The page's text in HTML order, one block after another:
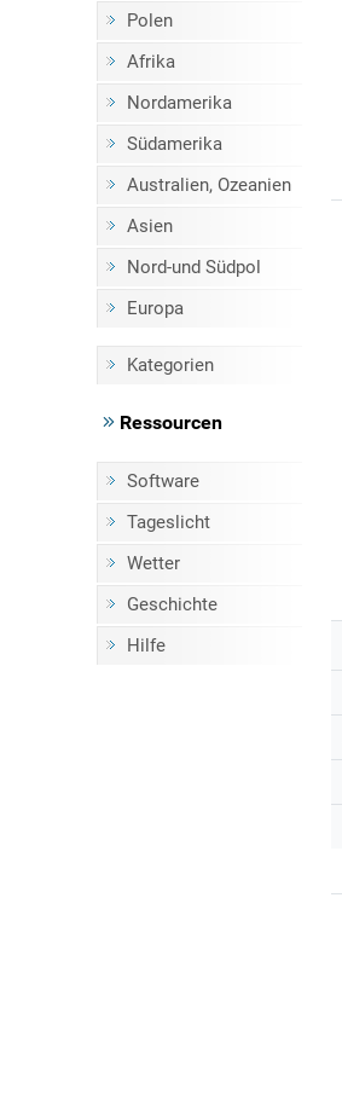
Polen
Afrika
Nordamerika
Südamerika
Australien, Ozeanien
Asien
Nord-und Südpol
Europa
Kategorien
Ressourcen
Software
Tageslicht
Wetter
Geschichte
Hilfe